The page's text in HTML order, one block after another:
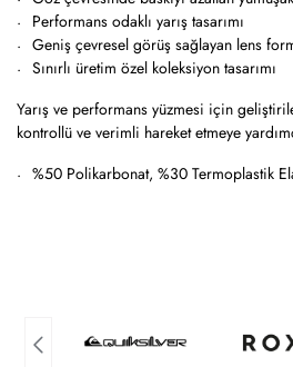
Performans odaklı yarış tasarımı
Geniş çevresel görüş sağlayan lens
Sınırlı üretim özel koleksiyon tasarımı
Yarış ve performans yüzmesi için
kontrollü ve verimli hareket etmeye
%50 Polikarbonat, %30 Termoplastik